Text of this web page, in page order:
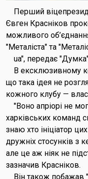
Перший
Євген Красніков
можливого
"Металіста" та
ua", передає
В ексклюзивному
що така ідея не
кожного клубу —
"Воно апріорі не
харківських команд
знаю хто ініціатор
дружніх стосунків з
але це аж ніяк не
зазначив Красніков.
Він також побажав